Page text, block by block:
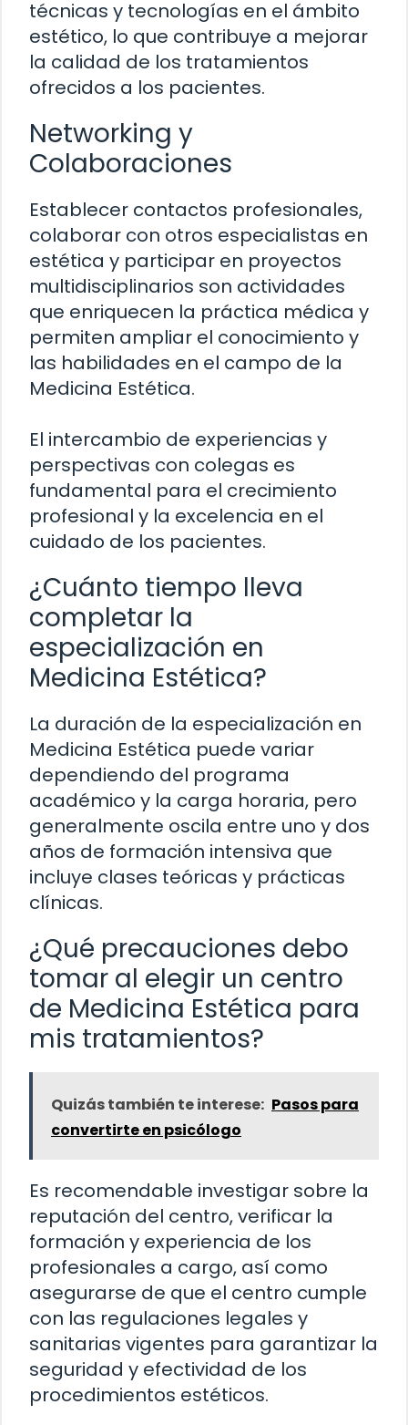
técnicas y tecnologías en el ámbito
estético, lo que contribuye a mejorar
la calidad de los tratamientos
ofrecidos a los pacientes.
Networking y
Colaboraciones
Establecer contactos profesionales,
colaborar con otros especialistas en
estética y participar en proyectos
multidisciplinarios son actividades
que enriquecen la práctica médica y
permiten ampliar el conocimiento y
las habilidades en el campo de la
Medicina Estética.
El intercambio de experiencias y
perspectivas con colegas es
fundamental para el crecimiento
profesional y la excelencia en el
cuidado de los pacientes.
¿Cuánto tiempo lleva
completar la
especialización en
Medicina Estética?
La duración de la especialización en
Medicina Estética puede variar
dependiendo del programa
académico y la carga horaria, pero
generalmente oscila entre uno y dos
años de formación intensiva que
incluye clases teóricas y prácticas
clínicas.
¿Qué precauciones debo
tomar al elegir un centro
de Medicina Estética para
mis tratamientos?
Quizás también te interese: Pasos para
convertirte en psicólogo
Es recomendable investigar sobre la
reputación del centro, verificar la
formación y experiencia de los
profesionales a cargo, así como
asegurarse de que el centro cumple
con las regulaciones legales y
sanitarias vigentes para garantizar la
seguridad y efectividad de los
procedimientos estéticos.